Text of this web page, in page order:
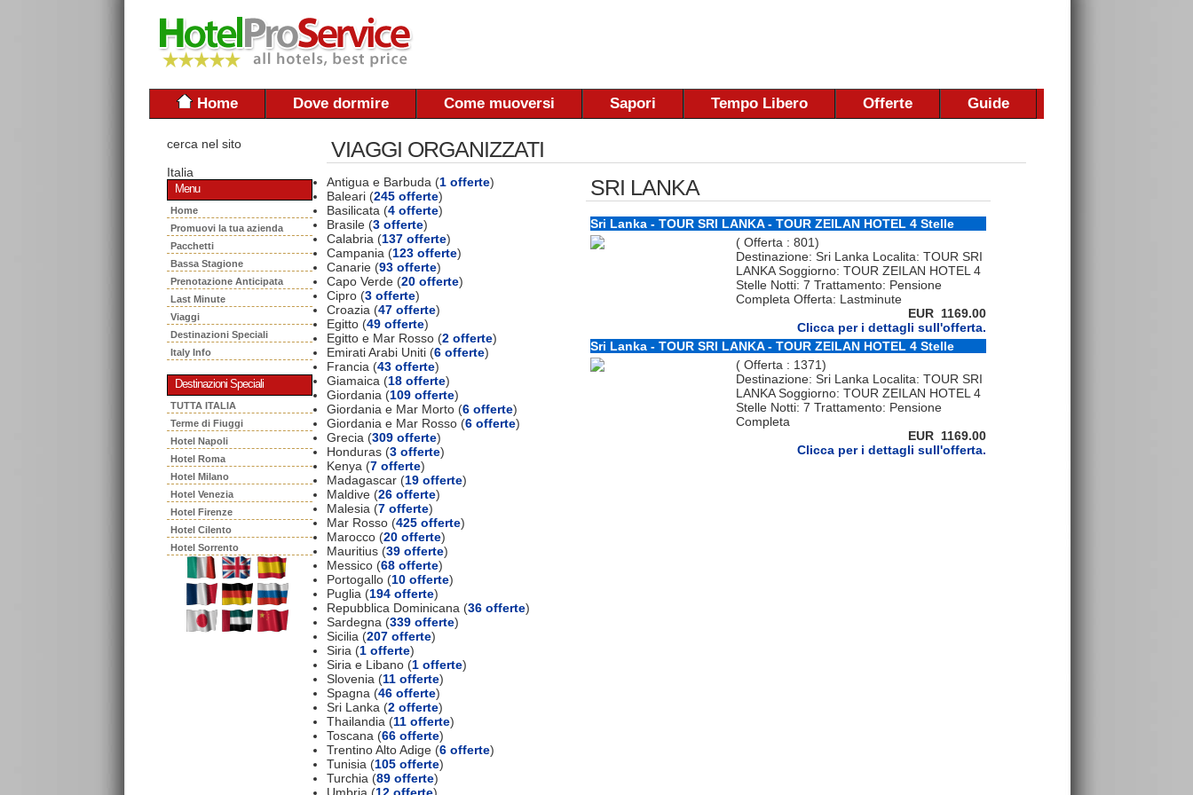
Home Dove dormire Come muoversi Sapori Tempo Libero Offerte Guide
cerca nel sito
Italia
Menu
Home
Promuovi la tua azienda
Pacchetti
Bassa Stagione
Prenotazione Anticipata
Last Minute
Viaggi
Destinazioni Speciali
Italy Info
Destinazioni Speciali
TUTTA ITALIA
Terme di Fiuggi
Hotel Napoli
Hotel Roma
Hotel Milano
Hotel Venezia
Hotel Firenze
Hotel Cilento
Hotel Sorrento
VIAGGI ORGANIZZATI
Antigua e Barbuda (1 offerte)
Baleari (245 offerte)
Basilicata (4 offerte)
Brasile (3 offerte)
Calabria (137 offerte)
Campania (123 offerte)
Canarie (93 offerte)
Capo Verde (20 offerte)
Cipro (3 offerte)
Croazia (47 offerte)
Egitto (49 offerte)
Egitto e Mar Rosso (2 offerte)
Emirati Arabi Uniti (6 offerte)
Francia (43 offerte)
Giamaica (18 offerte)
Giordania (109 offerte)
Giordania e Mar Morto (6 offerte)
Giordania e Mar Rosso (6 offerte)
Grecia (309 offerte)
Honduras (3 offerte)
Kenya (7 offerte)
Madagascar (19 offerte)
Maldive (26 offerte)
Malesia (7 offerte)
Mar Rosso (425 offerte)
Marocco (20 offerte)
Mauritius (39 offerte)
Messico (68 offerte)
Portogallo (10 offerte)
Puglia (194 offerte)
Repubblica Dominicana (36 offerte)
Sardegna (339 offerte)
Sicilia (207 offerte)
Siria (1 offerte)
Siria e Libano (1 offerte)
Slovenia (11 offerte)
Spagna (46 offerte)
Sri Lanka (2 offerte)
Thailandia (11 offerte)
Toscana (66 offerte)
Trentino Alto Adige (6 offerte)
Tunisia (105 offerte)
Turchia (89 offerte)
Umbria (12 offerte)
SRI LANKA
Sri Lanka - TOUR SRI LANKA - TOUR ZEILAN HOTEL 4 Stelle
( Offerta : 801)
Destinazione: Sri Lanka Localita: TOUR SRI
LANKA Soggiorno: TOUR ZEILAN HOTEL 4
Stelle Notti: 7 Trattamento: Pensione
Completa Offerta: Lastminute
EUR 1169.00
Clicca per i dettagli sull'offerta.
Sri Lanka - TOUR SRI LANKA - TOUR ZEILAN HOTEL 4 Stelle
( Offerta : 1371)
Destinazione: Sri Lanka Localita: TOUR SRI
LANKA Soggiorno: TOUR ZEILAN HOTEL 4
Stelle Notti: 7 Trattamento: Pensione
Completa
EUR 1169.00
Clicca per i dettagli sull'offerta.